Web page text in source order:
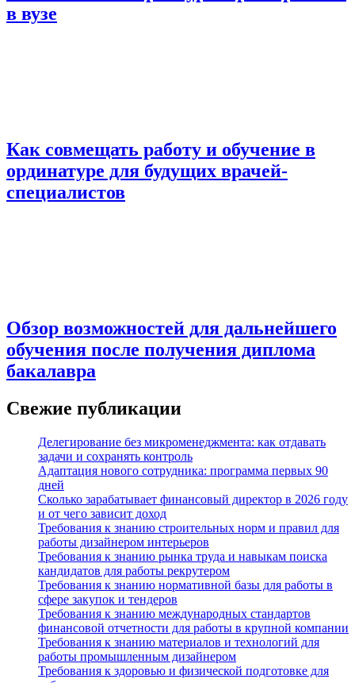
в вузе
Как совмещать работу и обучение в
ординатуре для будущих врачей-
специалистов
Обзор возможностей для дальнейшего
обучения после получения диплома
бакалавра
Свежие публикации
Делегирование без микроменеджмента: как отдавать
задачи и сохранять контроль
Адаптация нового сотрудника: программа первых 90
дней
Сколько зарабатывает финансовый директор в 2026 году
и от чего зависит доход
Требования к знанию строительных норм и правил для
работы дизайнером интерьеров
Требования к знанию рынка труда и навыкам поиска
кандидатов для работы рекрутером
Требования к знанию нормативной базы для работы в
сфере закупок и тендеров
Требования к знанию международных стандартов
финансовой отчетности для работы в крупной компании
Требования к знанию материалов и технологий для
работы промышленным дизайнером
Требования к здоровью и физической подготовке для